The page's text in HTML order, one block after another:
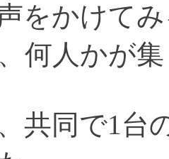
をかけて
何人かが
共同で1台